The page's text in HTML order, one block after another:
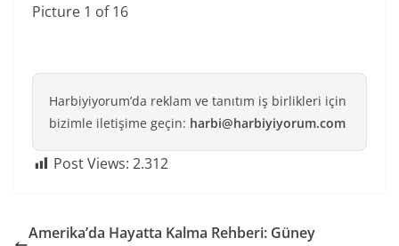
Picture 1 of 16
Harbiyiyorum’da reklam ve tanıtım iş birlikleri için
bizimle iletişime geçin: harbi@harbiyiyorum.com
Post Views: 2.312
Amerika’da Hayatta Kalma Rehberi: Güney